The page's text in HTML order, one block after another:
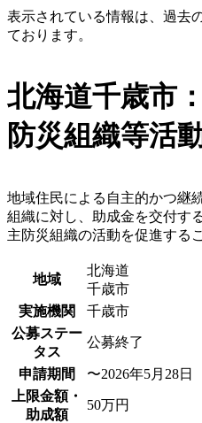
表示されている情報は、過去
ております。
北海道千歳市
防災組織等活
地域住民による自主的かつ継
組織に対し、助成金を交付す
主防災組織の活動を促進する
地域
北海道
千歳市
実施機関
千歳市
公募ステー
タス
公募終了
申請期間
〜2026年5月28日
上限金額・
助成額
50万円